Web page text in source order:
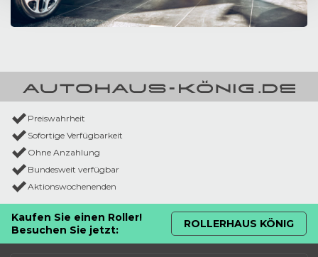
Preiswahrheit
Sofortige Verfügbarkeit
Ohne Anzahlung
Bundesweit verfügbar
Aktionswochenenden
Kaufen Sie einen Roller!
Besuchen Sie jetzt:
ROLLERHAUS KÖNIG